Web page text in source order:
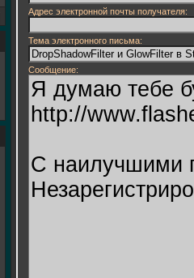
Адрес электронной почты получателя:
Тема электронного письма:
Сообщение: